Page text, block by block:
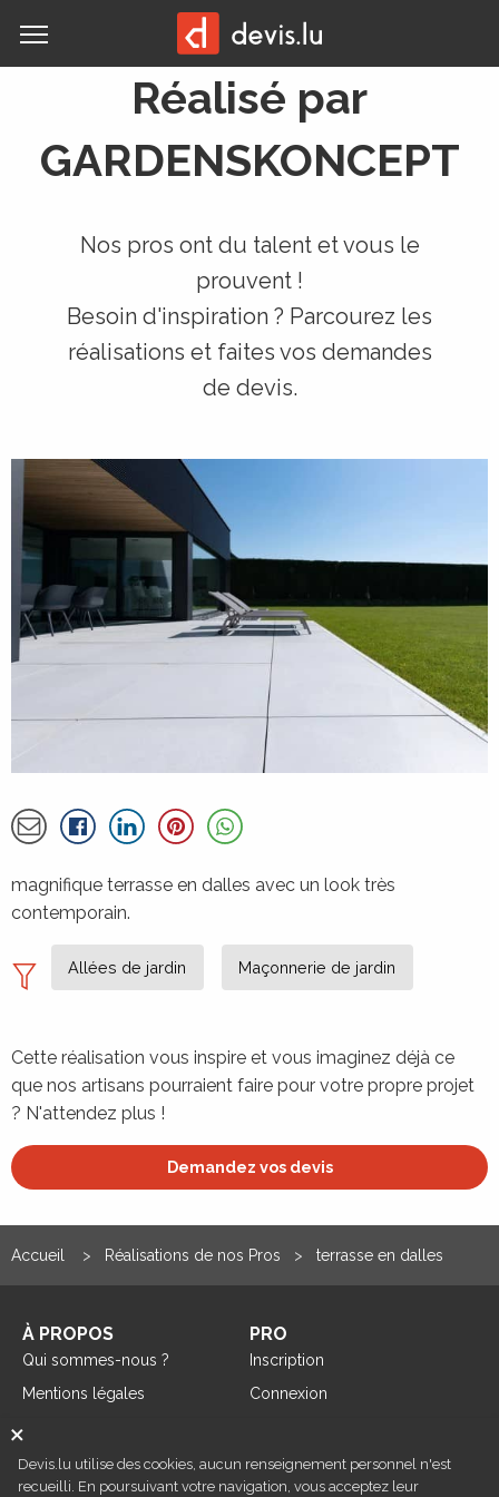
MENU
Réalisé par
GARDENSKONCEPT
Nos pros ont du talent et vous le
prouvent !
Besoin d'inspiration ? Parcourez les
réalisations et faites vos demandes
de devis.
À propos de la réalisation de
Partager par email
Détails
magnifique terrasse en dalles avec un look très
contemporain.
Allées de jardin Maçonnerie de jardin
Cette réalisation vous inspire et vous imaginez déjà ce
que nos artisans pourraient faire pour votre propre projet
? N'attendez plus !
Demandez vos devis
Accueil Réalisations de nos Pros terrasse en dalles
À PROPOS
Qui sommes-nous ?
Mentions légales
PRO
Inscription
Connexion
×
Devis.lu utilise des cookies, aucun renseignement personnel n'est
recueilli. En poursuivant votre navigation, vous acceptez leur